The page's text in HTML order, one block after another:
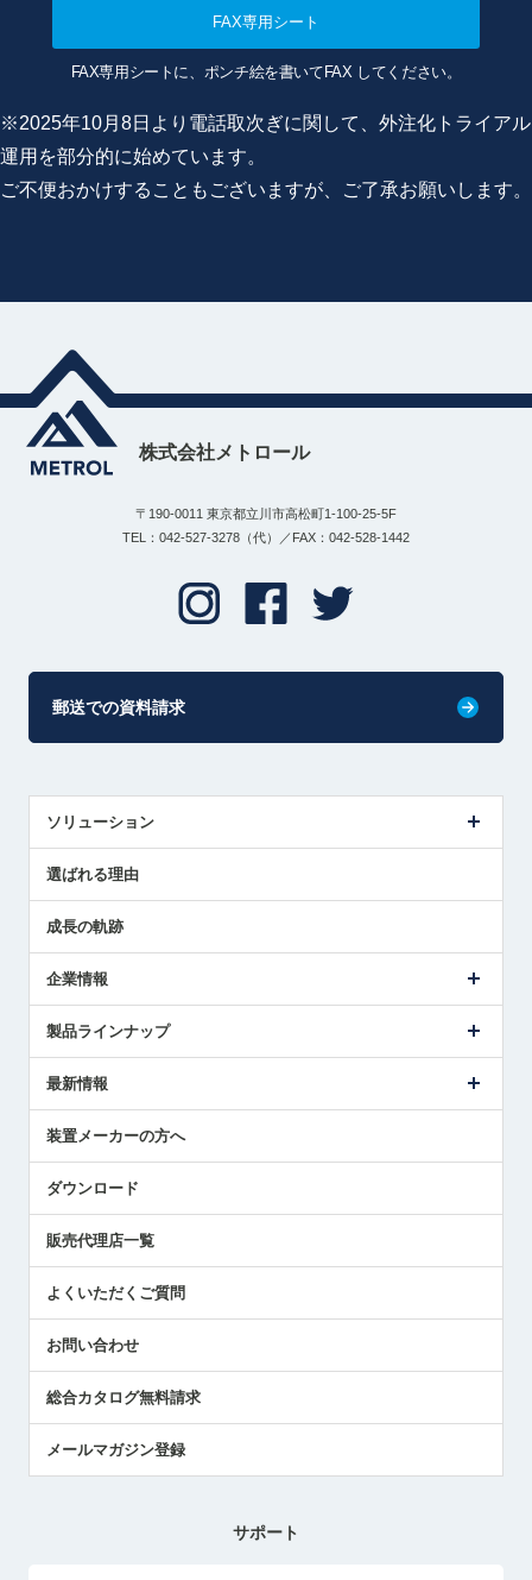
FAX専用シート
FAX専用シートに、ポンチ絵を書いてFAX してください。
※2025年10月8日より電話取次ぎに関して、外注化トライアル
運用を部分的に始めています。
ご不便おかけすることもございますが、ご了承お願いします。
株式会社メトロール
〒190-0011 東京都立川市高松町1-100-25-5F
TEL：042-527-3278（代）／FAX：042-528-1442
郵送での資料請求
ソリューション
解決策提案
選ばれる理由
成長の軌跡
企業情報
ごあいさつ
受賞履歴
採用情報
国/地域/言語
製品ラインナップ
ツールセッタ製品
エアマイクロセンサ製品
最新情報
メトロールの技術
社員ブログ
中小企業のBCP地震対策
センサのテクニカルガイド
社長ブログ
装置メーカーの方へ
ダウンロード
販売代理店一覧
よくいただくご質問
お問い合わせ
総合カタログ無料請求
メールマガジン登録
サポート